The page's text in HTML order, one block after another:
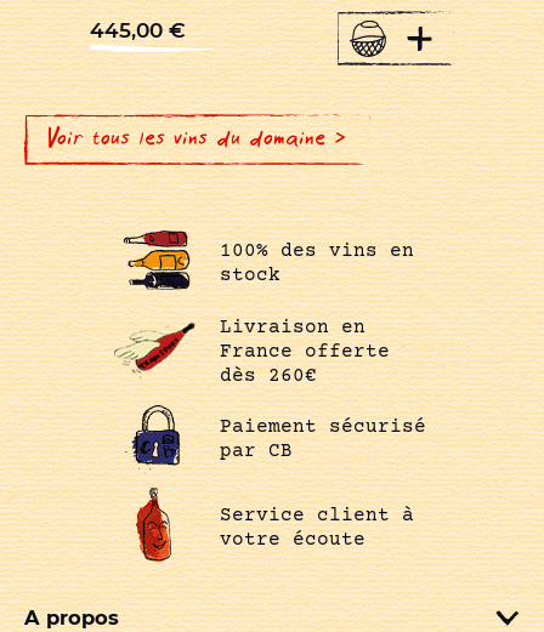
445,00€ +
Voir tous les vins du domaine >
100% des vins en
stock
Livraison en
France offerte
dès 260€
Paiement sécurisé
par CB
Service client à
votre écoute
A propos